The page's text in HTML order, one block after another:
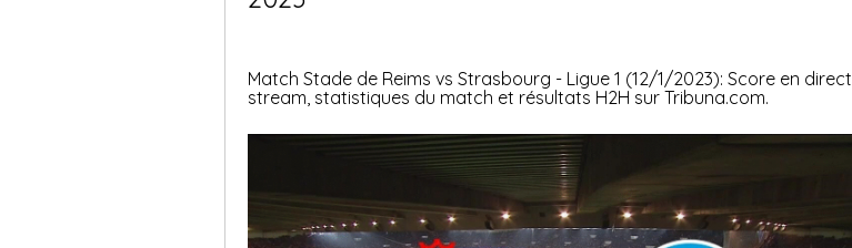
Match Stade de Reims vs Strasbourg - Ligue 1 (12/1/2023): Score en direct,
stream, statistiques du match et résultats H2H sur Tribuna.com.